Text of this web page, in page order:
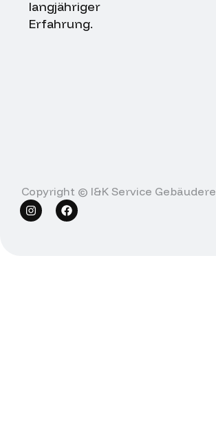
langjähriger
Erfahrung.
Copyright © I&K Service